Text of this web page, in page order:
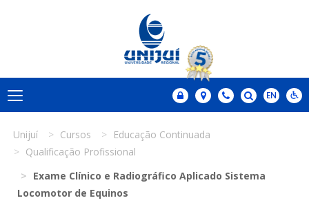
Unijuí Cursos
Educação Continuada
Qualificação Profissional
Exame Clínico e Radiográfico Aplicado Sistema
Locomotor de Equinos